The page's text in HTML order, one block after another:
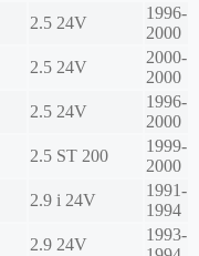
2.5 24V
1996-
2000
2.5 24V
2000-
2000
2.5 24V
1996-
2000
2.5 ST 200
1999-
2000
2.9 i 24V
1991-
1994
2.9 24V
1993-